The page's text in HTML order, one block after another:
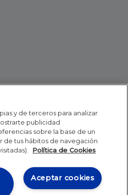
y de terceros para analizar
publicidad
sobre la base de un
de tus hábitos de navegación
Política de Cookies
Aceptar cookies